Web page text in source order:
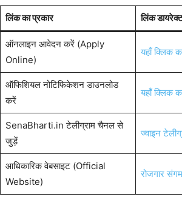
लिंक का प्रकार लिंक
ऑनलाइन आवेदन करें (Apply
Online)
यहाँ क्लिक
ऑफिशियल नोटिफिकेशन डाउनलोड
करें
यहाँ क्लिक
SenaBharti.in टेलीग्राम चैनल से
जुड़ें
ज्वाइन
आधिकारिक वेबसाइट (Official
Website)
रोजगार संगम